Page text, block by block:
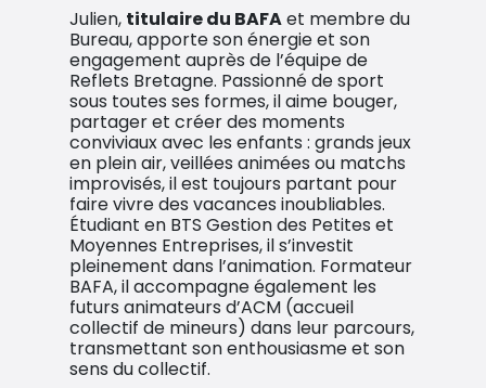
Julien, titulaire du BAFAet membre du
Bureau, apporte son énergie et son
engagement auprès de l’équipe de
Reflets Bretagne. Passionné de sport
sous toutes ses formes, il aime bouger,
partager et créer des moments
conviviaux avec les enfants : grands jeux
en plein air, veillées animées ou matchs
improvisés, il est toujours partant pour
faire vivre des vacances inoubliables.
Étudiant en BTS Gestion des Petites et
Moyennes Entreprises, il s’investit
pleinement dans l’animation. Formateur
BAFA, il accompagne également les
futurs animateurs d’ACM (accueil
collectif de mineurs) dans leur parcours,
transmettant son enthousiasme et son
sens du collectif.